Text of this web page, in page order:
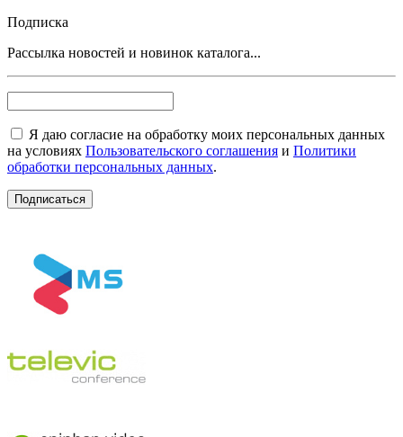
Подписка
Рассылка новостей и новинок каталога...
Я даю согласие на обработку моих персональных данных
на условиях Пользовательского соглашения и Политики
обработки персональных данных.